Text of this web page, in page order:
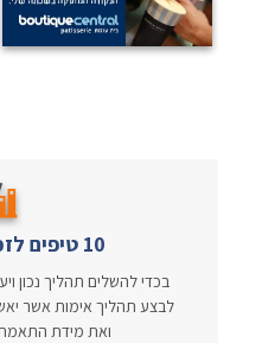
10 טיפים לזכיינות מנצחת
בכדי להשלים תהליך נכון
לבצע תהליך אימות אשר
ואת מידת